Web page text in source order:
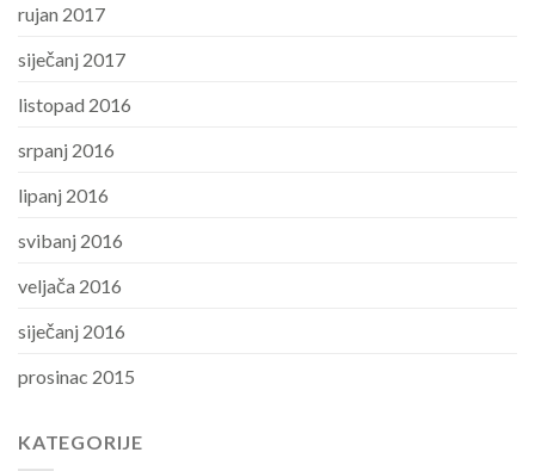
rujan 2017
siječanj 2017
listopad 2016
srpanj 2016
lipanj 2016
svibanj 2016
veljača 2016
siječanj 2016
prosinac 2015
KATEGORIJE